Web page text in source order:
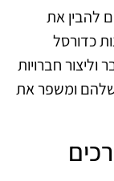
להבין את
כדורסל
חברויות
ומשפר את